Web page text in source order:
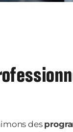
des